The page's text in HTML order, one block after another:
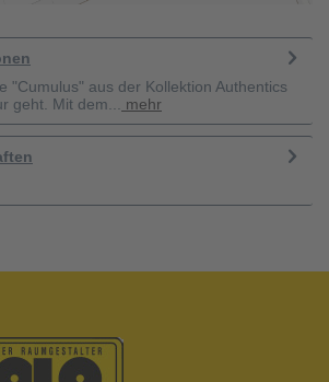
"Cumulus" aus der Kollektion Authentics
geht. Mit dem...
mehr